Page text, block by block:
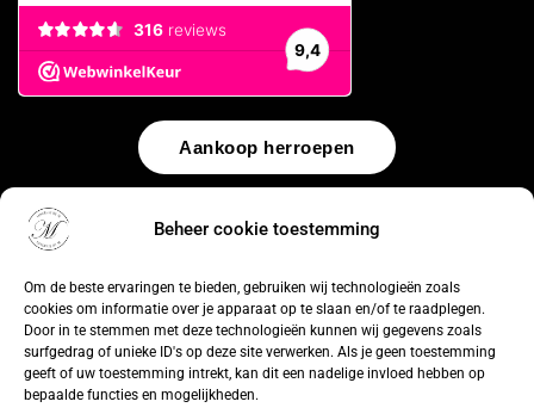
Beheer cookie toestemming
Om de beste ervaringen te bieden, gebruiken wij technologieën zoals
cookies om informatie over je apparaat op te slaan en/of te raadplegen.
Door in te stemmen met deze technologieën kunnen wij gegevens zoals
surfgedrag of unieke ID's op deze site verwerken. Als je geen toestemming
geeft of uw toestemming intrekt, kan dit een nadelige invloed hebben op
bepaalde functies en mogelijkheden.
Aankoop herroepen
© 2026 by
Privacy Policy CookiebeleidSitemap